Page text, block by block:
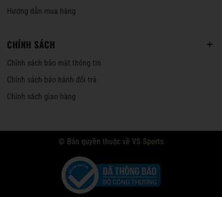
Hướng dẫn mua hàng
CHÍNH SÁCH
Chính sách bảo mật thông tin
Chính sách bảo hành đổi trả
Chính sách giao hàng
© Bản quyền thuộc về VS Sports